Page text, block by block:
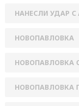
НАНЕСЛИ УДАР С
НОВОПАВЛОВКА
НОВОПАВЛОВКА
НОВОПАВЛОВКА